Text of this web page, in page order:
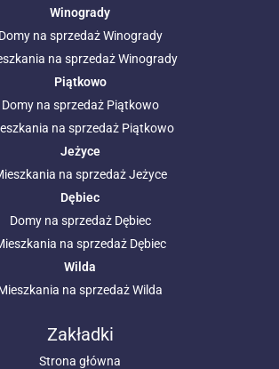
Winogrady
Domy na sprzedaż Winogrady
na sprzedaż Winogrady
Piątkowo
Domy na sprzedaż Piątkowo
na sprzedaż Piątkowo
Jeżyce
na sprzedaż Jeżyce
Dębiec
Domy na sprzedaż Dębiec
na sprzedaż Dębiec
Wilda
na sprzedaż Wilda
Zakładki
Strona główna